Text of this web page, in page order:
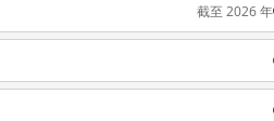
截至 2026 年